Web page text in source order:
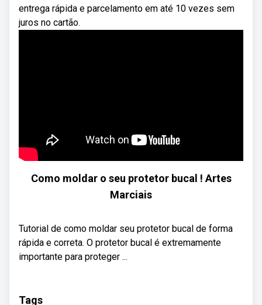
entrega rápida e parcelamento em até 10 vezes sem
juros no cartão.
Como moldar o seu protetor bucal ! Artes
Marciais
Tutorial de como moldar seu protetor bucal de forma
rápida e correta. O protetor bucal é extremamente
importante para proteger ...
Tags